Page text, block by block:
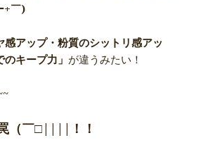
+￣)
感アップ・粉質のシットリ感アッ
キープ力」 が違うみたい！
（￣□||||！！